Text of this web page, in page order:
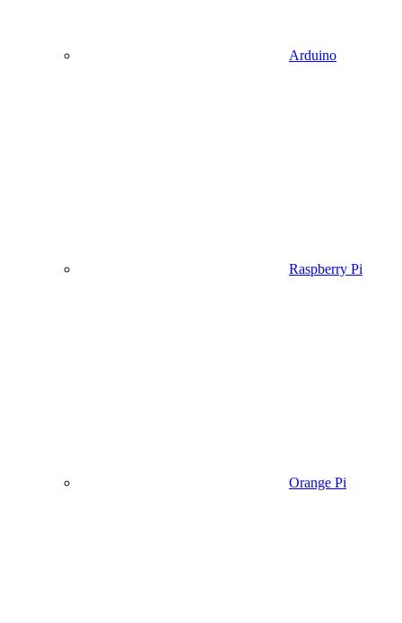
Arduino
Raspberry Pi
Orange Pi